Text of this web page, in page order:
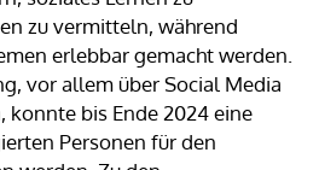
zu vermitteln, während
erlebbar gemacht werden.
vor allem über Social Media
bis Ende 2024 eine
Personen für den